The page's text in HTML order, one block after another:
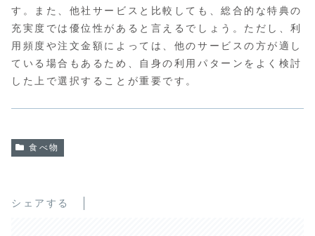
す。また、他社サービスと比較しても、総合的な特典の
充実度では優位性があると言えるでしょう。ただし、利
用頻度や注文金額によっては、他のサービスの方が適し
ている場合もあるため、自身の利用パターンをよく検討
した上で選択することが重要です。
食べ物
シェアする